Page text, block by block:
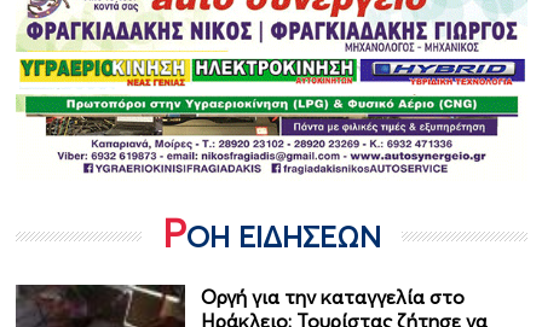
ΡΟΗ ΕΙΔΗΣΕΩΝ
Οργή για την καταγγελία στο
Ηράκλειο: Τουρίστας ζήτησε να